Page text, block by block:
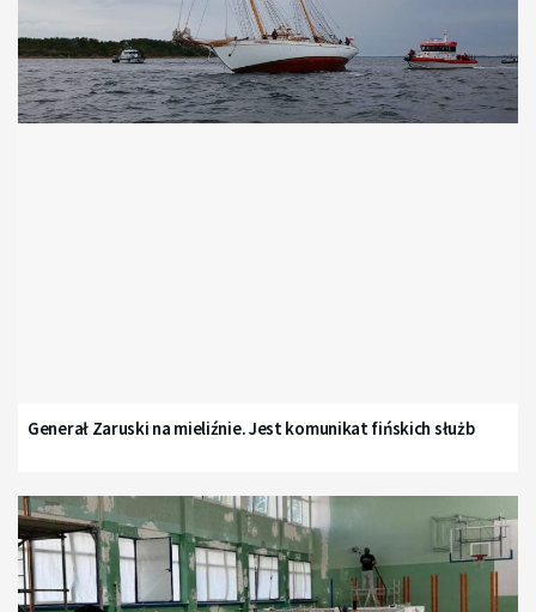
Generał Zaruski na mieliźnie. Jest komunikat fińskich służb